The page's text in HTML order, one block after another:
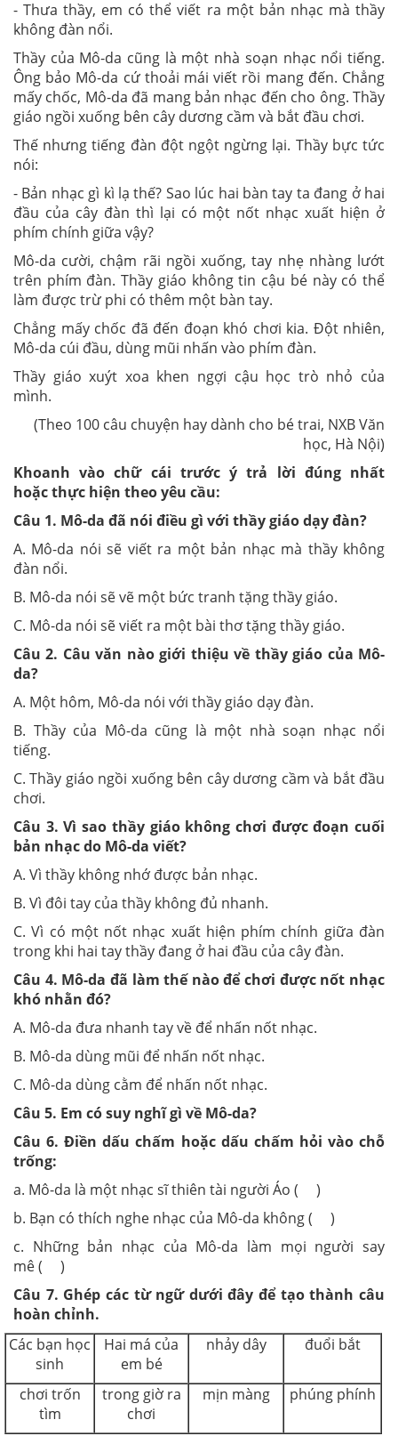
- Thưa thầy, em có thể viết ra một bản nhạc mà thầy
không đàn nổi.
Thầy của Mô-da cũng là một nhà soạn nhạc nổi tiếng.
Ông bảo Mô-da cứ thoải mái viết rồi mang đến. Chẳng
mấy chốc, Mô-da đã mang bản nhạc đến cho ông. Thầy
giáo ngồi xuống bên cây dương cầm và bắt đầu chơi.
Thế nhưng tiếng đàn đột ngột ngừng lại. Thầy bực tức
nói:
- Bản nhạc gì kì lạ thế? Sao lúc hai bàn tay ta đang ở hai
đầu của cây đàn thì lại có một nốt nhạc xuất hiện ở
phím chính giữa vậy?
Mô-da cười, chậm rãi ngồi xuống, tay nhẹ nhàng lướt
trên phím đàn. Thầy giáo không tin cậu bé này có thể
làm được trừ phi có thêm một bàn tay.
Chẳng mấy chốc đã đến đoạn khó chơi kia. Đột nhiên,
Mô-da cúi đầu, dùng mũi nhấn vào phím đàn.
Thầy giáo xuýt xoa khen ngợi cậu học trò nhỏ của
mình.
(Theo 100 câu chuyện hay dành cho bé trai, NXB Văn
học, Hà Nội)
Khoanh vào chữ cái trước ý trả lời đúng nhất
hoặcthực hiện theo yêu cầu:
Câu 1. Mô-da đã nói điều gì với thầy giáo dạy đàn?
A. Mô-da nói sẽ viết ra một bản nhạc mà thầy không
đàn nổi.
B. Mô-da nói sẽ vẽ một bức tranh tặng thầy giáo.
C. Mô-da nói sẽ viết ra một bài thơ tặng thầy giáo.
Câu2. Câu văn nào giới thiệu về thầy giáo của Mô-
da?
A. Một hôm, Mô-da nói với thầy giáo dạy đàn.
B. Thầy của Mô-da cũng là một nhà soạn nhạc nổi
tiếng.
C. Thầy giáo ngồi xuống bên cây dương cầm và bắt đầu
chơi.
Câu 3. Vì sao thầy giáo không chơi được đoạn cuối
bản nhạc do Mô-da viết?
A. Vì thầy không nhớ được bản nhạc.
B. Vì đôi tay của thầy không đủ nhanh.
C. Vì có một nốt nhạc xuất hiện phím chính giữa đàn
trong khi hai tay thầy đang ở hai đầu của cây đàn.
Câu 4. Mô-da đã làm thế nào để chơi được nốt nhạc
khó nhằn đó?
A. Mô-da đưa nhanh tay về để nhấn nốt nhạc.
B. Mô-da dùng mũi để nhấn nốt nhạc.
C. Mô-da dùng cằm để nhấn nốt nhạc.
Câu 5. Em có suy nghĩ gì về Mô-da?
Câu 6.Điền dấu chấm hoặc dấu chấm hỏi vàochỗ
trống:
a. Mô-da là một nhạc sĩ thiên tài người Áo ( )
b. Bạn có thích nghe nhạc của Mô-da không ( )
c. Những bản nhạc của Mô-da làm mọi người say
mê( )
Câu 7. Ghép các từ ngữ dưới đây để tạo thành câu
hoàn chỉnh.
Các bạn học
sinh
Hai má của
em bé
nhảy dây đuổi bắt
chơi trốn
tìm
trong giờ ra
chơi
mịn màng phúng phính